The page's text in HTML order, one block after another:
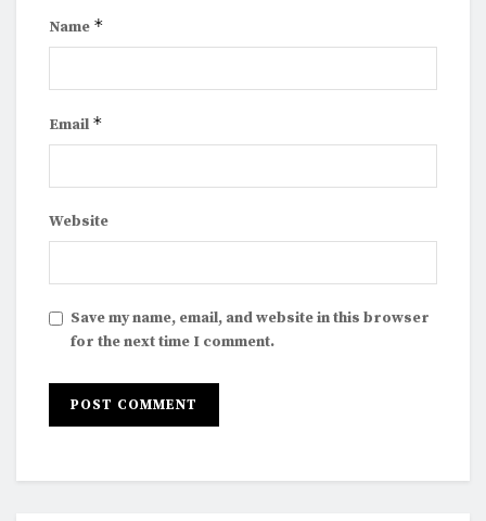
Name *
Email *
Website
Save my name, email, and website in this browser
for the next time I comment.